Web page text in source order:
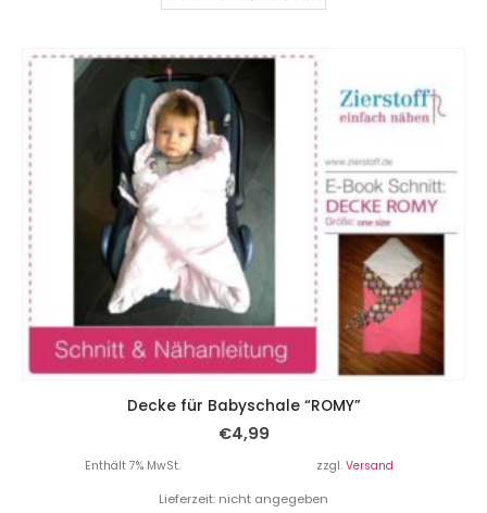
Decke für Babyschale “ROMY”
€4,99
Enthält 7% MwSt. zzgl. Versand
Lieferzeit: nicht angegeben